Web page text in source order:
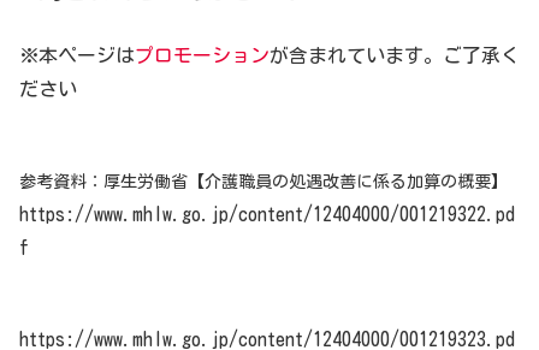
※本ページはプロモーションが含まれています。ご了承く
ださい
参考資料：厚生労働省【介護職員の処遇改善に係る加算の概要】
https://www.mhlw.go.jp/content/12404000/001219322.pd
f
https://www.mhlw.go.jp/content/12404000/001219323.pd